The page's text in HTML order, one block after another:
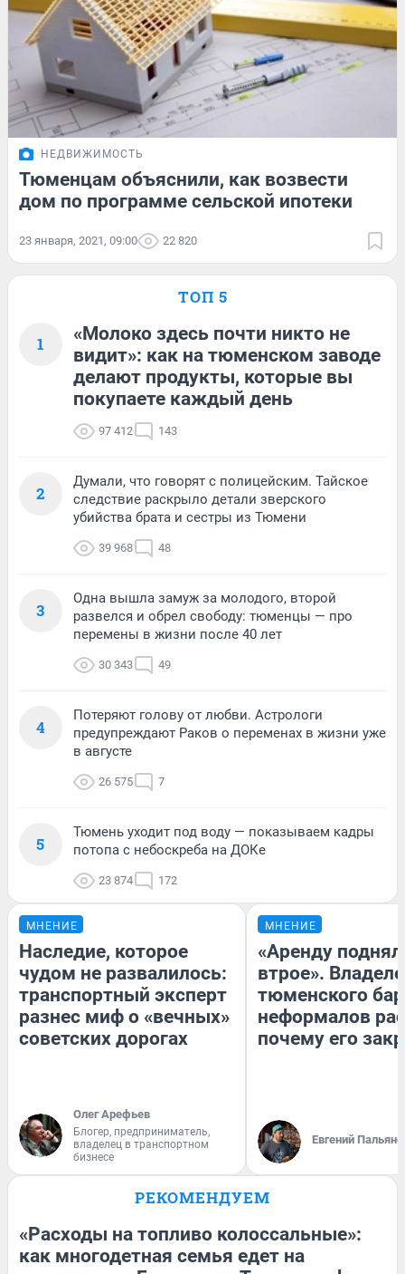
НЕДВИЖИМОСТЬ
Тюменцам объяснили, как возвести
дом по программе сельской ипотеки
23 января, 2021, 09:00 22 820
ТОП 5
1
«Молоко здесь почти никто не
видит»: как на тюменском заводе
делают продукты, которые вы
покупаете каждый день
97 412 143
2
Думали, что говорят с полицейским. Тайское
следствие раскрыло детали зверского
убийства брата и сестры из Тюмени
39 968 48
3
Одна вышла замуж за молодого, второй
развелся и обрел свободу: тюменцы — про
перемены в жизни после 40 лет
30 343 49
4
Потеряют голову от любви. Астрологи
предупреждают Раков о переменах в жизни уже
в августе
26 575 7
5
Тюмень уходит под воду — показываем кадры
потопа с небоскреба на ДОКе
23 874 172
МНЕНИЕ
Наследие, которое
чудом не развалилось:
транспортный эксперт
разнес миф о «вечных»
советских дорогах
Олег Арефьев
Блогер, предприниматель,
владелец в транспортном
бизнесе
МНЕНИЕ
«Аренду
втрое».
тюменского
неформалов
почему его
Евгений
РЕКОМЕНДУЕМ
«Расходы на топливо колоссальные»:
как многодетная семья едет на